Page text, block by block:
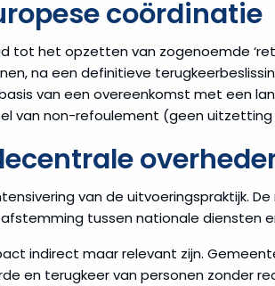
coördinatie
tot het opzetten van zogenoemde
na een definitieve
van een overeenkomst met een
van non-refoulement (geen
van de uitvoeringspraktijk.
tussen nationale diensten
indirect maar relevant zijn.
en terugkeer van personen zonder